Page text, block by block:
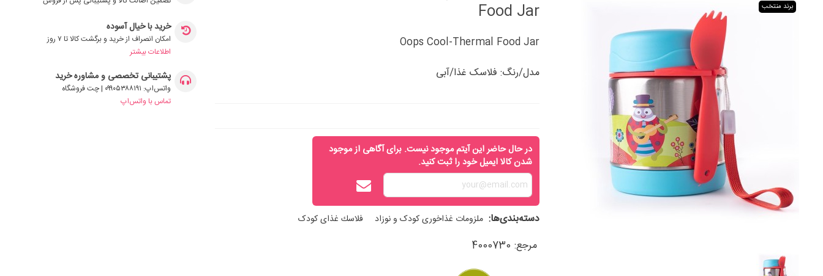
برند منتخب
Food Jar
Oops Cool-Thermal Food Jar
مدل/رنگ: فلاسک غذا/آبی
در حال حاضر این آیتم موجود نیست. برای آگاهی از موجود
شدن کالا ایمیل خود را ثبت کنید.
دسته‌بندی‌ها: ملزومات غذاخوری کودک و نوزاد فلاسك غذای کودک
مرجع: 4000730
خرید با خیال آسوده
امکان انصراف از خرید و برگشت کالا تا ۷ روز
اطلاعات بیشتر
پشتیبانی تخصصی و مشاوره خرید
واتس‌اپ: ۰۹۹۰۵۳۸۸۱۹۱ | چت فروشگاه
تماس با واتس‌اپ